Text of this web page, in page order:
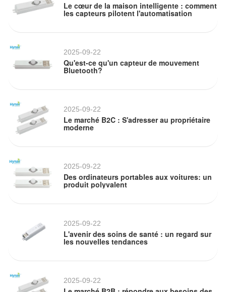
Le cœur de la maison intelligente : comment
les capteurs pilotent l'automatisation
2025-09-22
Qu'est-ce qu'un capteur de mouvement
Bluetooth?
2025-09-22
Le marché B2C : S'adresser au propriétaire
moderne
2025-09-22
Des ordinateurs portables aux voitures: un
produit polyvalent
2025-09-22
L'avenir des soins de santé : un regard sur
les nouvelles tendances
2025-09-22